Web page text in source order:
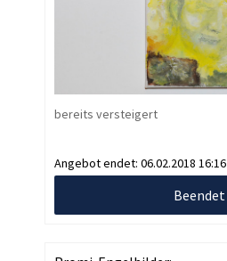
bereits versteigert
Angebot endet: 06.02.2018 16:16
Beendet